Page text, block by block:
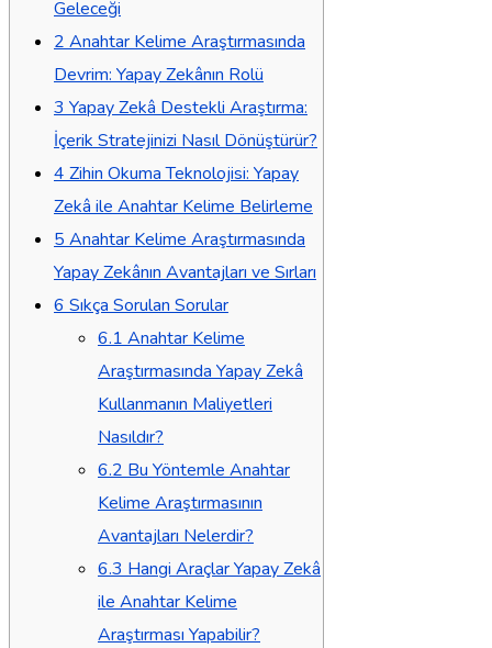
Geleceği
2 Anahtar Kelime Araştırmasında
Devrim: Yapay Zekânın Rolü
3 Yapay Zekâ Destekli Araştırma:
İçerik Stratejinizi Nasıl Dönüştürür?
4 Zihin Okuma Teknolojisi: Yapay
Zekâ ile Anahtar Kelime Belirleme
5 Anahtar Kelime Araştırmasında
Yapay Zekânın Avantajları ve Sırları
6 Sıkça Sorulan Sorular
6.1 Anahtar Kelime
Araştırmasında Yapay Zekâ
Kullanmanın Maliyetleri
Nasıldır?
6.2 Bu Yöntemle Anahtar
Kelime Araştırmasının
Avantajları Nelerdir?
6.3 Hangi Araçlar Yapay Zekâ
ile Anahtar Kelime
Araştırması Yapabilir?